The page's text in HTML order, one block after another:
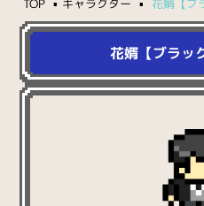
TOP キャラクター 花婿【ブ
花婿【ブラッ